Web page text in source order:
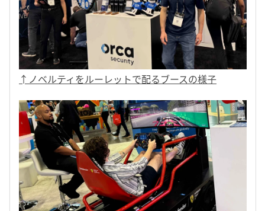
↑ノベルティをルーレットで配るブースの様子